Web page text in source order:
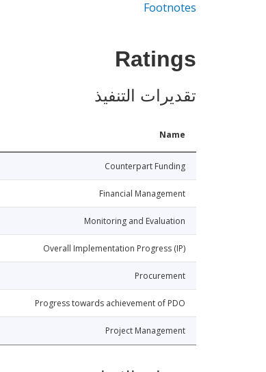
Footnotes
Ratings
تقديرات التنفيذ
Name
Counterpart Funding
Financial Management
Monitoring and Evaluation
Overall Implementation Progress (IP)
Procurement
Progress towards achievement of PDO
Project Management